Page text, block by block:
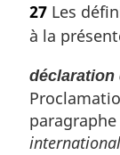
t
e
a
r
g
i
27 Les
à la
déclaration